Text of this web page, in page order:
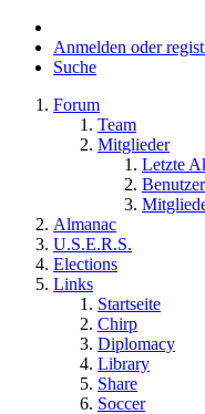
Anmelden oder
Suche
Forum
Team
Mitglieder
Letzte
Almanac
U.S.E.R.S.
Elections
Links
Startseite
Chirp
Diplomacy
Library
Share
Soccer